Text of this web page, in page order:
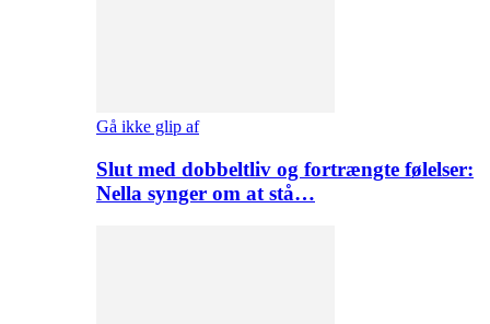
Gå ikke glip af
Slut med dobbeltliv og fortrængte følelser:
Nella synger om at stå…